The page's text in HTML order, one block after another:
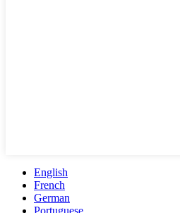
English
French
German
Portuguese